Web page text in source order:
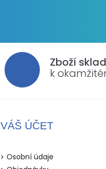
Zboží
k
VÁŠ ÚČET
Osobní údaje